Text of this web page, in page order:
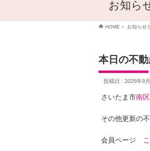
お知ら
HOME » お知らせ
本日の不
投稿日 : 2025年9
さいたま市南
その他更新の
会員ページ